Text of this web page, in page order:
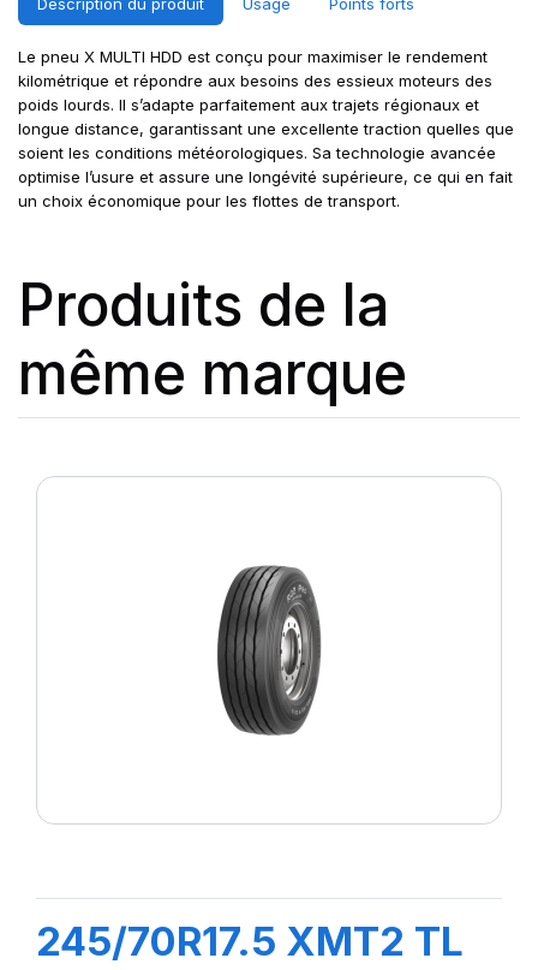
Le pneu X MULTI HDD est conçu pour maximiser le rendement
kilométrique et répondre aux besoins des essieux moteurs des
poids lourds. Il s’adapte parfaitement aux trajets régionaux et
longue distance, garantissant une excellente traction quelles que
soient les conditions météorologiques. Sa technologie avancée
optimise l’usure et assure une longévité supérieure, ce qui en fait
un choix économique pour les flottes de transport.
Produits de la
même marque
245/70R17.5 XMT2 TL